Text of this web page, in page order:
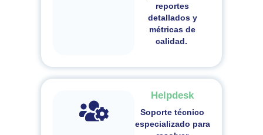
reportes
detallados y
métricas de
calidad.
Helpdesk
Soporte técnico
especializado para